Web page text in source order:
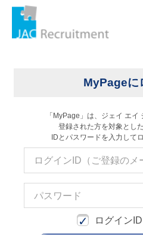
お選びください
サービス(人材・ホテル
商社
流通（EC・運輸・小売
消費財（食品・アパレ
ホーム ログイン
MyPageに
「MyPage」は、ジェイ エ
登録された方を対象とし
IDとパスワードを入力して
ログイン